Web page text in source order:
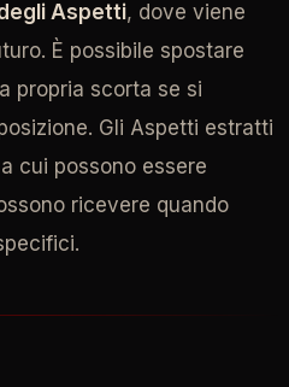
Aspetti, dove viene
È possibile spostare
propria scorta se si
Gli Aspetti estratti
cui possono essere
ricevere quando